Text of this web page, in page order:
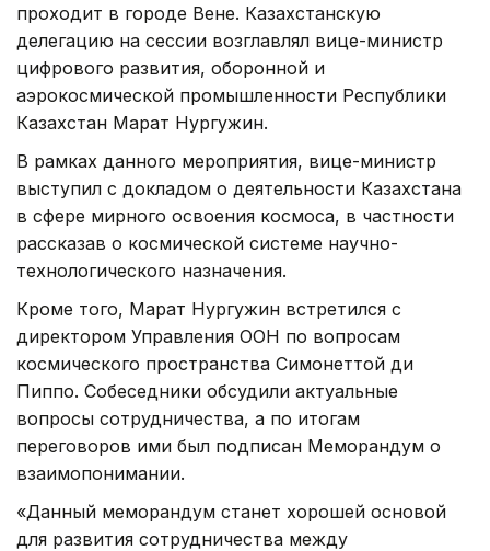
проходит в городе Вене. Казахстанскую
делегацию на сессии возглавлял вице-министр
цифрового развития, оборонной и
аэрокосмической промышленности Республики
Казахстан Марат Нургужин.
В рамках данного мероприятия, вице-министр
выступил с докладом о деятельности Казахстана
в сфере мирного освоения космоса, в частности
рассказав о космической системе научно-
технологического назначения.
Кроме того, Марат Нургужин встретился с
директором Управления ООН по вопросам
космического пространства Симонеттой ди
Пиппо. Собеседники обсудили актуальные
вопросы сотрудничества, а по итогам
переговоров ими был подписан Меморандум о
взаимопонимании.
«Данный меморандум станет хорошей основой
для развития сотрудничества между